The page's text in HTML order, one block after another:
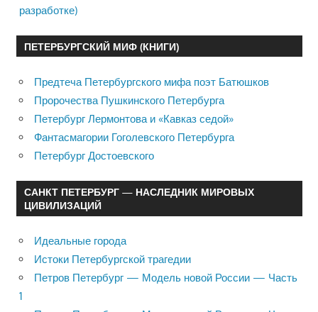
разработке)
ПЕТЕРБУРГСКИЙ МИФ (КНИГИ)
Предтеча Петербургского мифа поэт Батюшков
Пророчества Пушкинского Петербурга
Петербург Лермонтова и «Кавказ седой»
Фантасмагории Гоголевского Петербурга
Петербург Достоевского
САНКТ ПЕТЕРБУРГ — НАСЛЕДНИК МИРОВЫХ
ЦИВИЛИЗАЦИЙ
Идеальные города
Истоки Петербургской трагедии
Петров Петербург — Модель новой России — Часть
1